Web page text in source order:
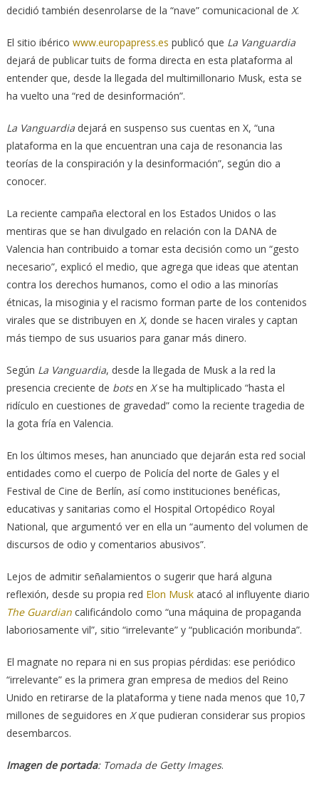
decidió también desenrolarse de la “nave” comunicacional de X.
El sitio ibérico www.europapress.es publicó que La Vanguardia
dejará de publicar tuits de forma directa en esta plataforma al
entender que, desde la llegada del multimillonario Musk, esta se
ha vuelto una “red de desinformación”.
La Vanguardiadejará en suspenso sus cuentas en X, “una
plataforma en la que encuentran una caja de resonancia las
teorías de la conspiración y la desinformación”, según dio a
conocer.
La reciente campaña electoral en los Estados Unidos o las
mentiras que se han divulgado en relación con la DANA de
Valencia han contribuido a tomar esta decisión como un “gesto
necesario”, explicó el medio, que agrega que ideas que atentan
contra los derechos humanos, como el odio a las minorías
étnicas, la misoginia y el racismo forman parte de los contenidos
virales que se distribuyen en X, donde se hacen virales y captan
más tiempo de sus usuarios para ganar más dinero.
Según La Vanguardia, desde la llegada de Musk a la red la
presencia creciente de botsen Xse ha multiplicado “hasta el
ridículo en cuestiones de gravedad” como la reciente tragedia de
la gota fría en Valencia.
En los últimos meses, han anunciado que dejarán esta red social
entidades como el cuerpo de Policía del norte de Gales y el
Festival de Cine de Berlín, así como instituciones benéficas,
educativas y sanitarias como el Hospital Ortopédico Royal
National, que argumentó ver en ella un “aumento del volumen de
discursos de odio y comentarios abusivos”.
Lejos de admitir señalamientos o sugerir que hará alguna
reflexión, desde su propia red Elon Muskatacó al influyente diario
The Guardiancalificándolo como “una máquina de propaganda
laboriosamente vil”, sitio “irrelevante” y “publicación moribunda”.
El magnate no repara ni en sus propias pérdidas: ese periódico
“irrelevante” es la primera gran empresa de medios del Reino
Unido en retirarse de la plataforma y tiene nada menos que 10,7
millones de seguidores en Xque pudieran considerar sus propios
desembarcos.
Imagen de portada: Tomada de Getty Images.